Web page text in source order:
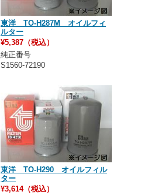
東洋 TO-H287M オイルフィ
ルター
¥5,387（税込）
純正番号
S1560-72190
東洋 TO-H290 オイルフィル
ター
¥3,614（税込）